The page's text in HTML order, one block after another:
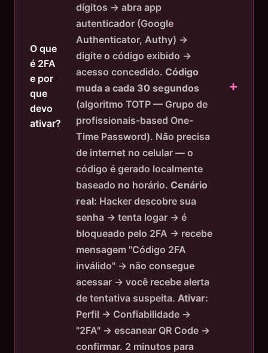
O que
é 2FA
e por
que
devo
ativar?
dígitos → abra app
autenticador (Google
Authenticator, Authy) →
digite o código exibido →
acesso concedido. Código
muda a cada 30 segundos
(algoritmo TOTP — Grupo de
profissionais-based One-
Time Password). Não precisa
de internet no celular — o
código é gerado localmente
baseado no horário. Cenário
real: Hacker descobre sua
senha → tenta logar → é
bloqueado pelo 2FA → recebe
mensagem "Código 2FA
inválido" → não consegue
acessar → você recebe alerta
de tentativa suspeita. Ativar:
Perfil → Confiabilidade →
"2FA" → escanear QR Code →
confirmar. 2 minutos para